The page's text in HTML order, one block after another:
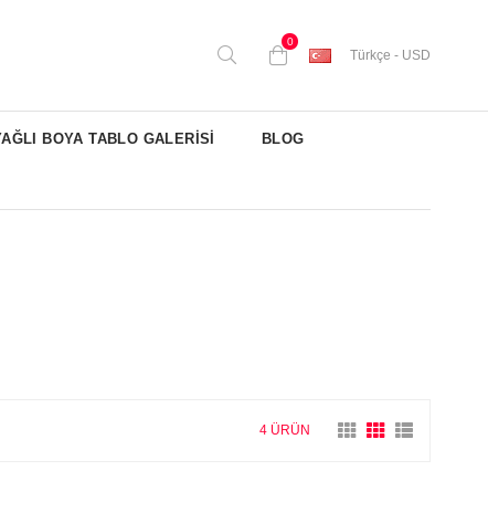
0
Türkçe - USD
BOYA TABLO GALERİSİ BLOG
4 ÜRÜN